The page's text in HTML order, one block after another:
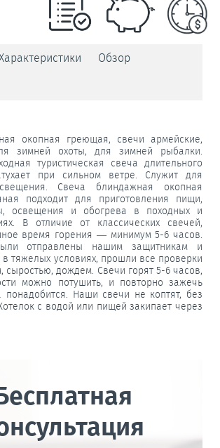
Обзор
окопная греющая, свечи армейские,
зимней охоты, для зимней рыбалки.
туристическая свеча длительного
при сильном ветре. Служит для
Свеча блиндажная окопная
подходит для приготовления пищи,
освещения и обогрева в походных и
В отличие от классических свечей,
время горения — минимум 5-6 часов.
отправлены нашим защитникам и
в тяжелых условиях, прошли все проверки
сыростью, дождем. Свечи горят 5-6 часов,
можно потушить, и повторно зажечь
понадобится. Наши свечи не коптят, без
с водой или пищей закипает через